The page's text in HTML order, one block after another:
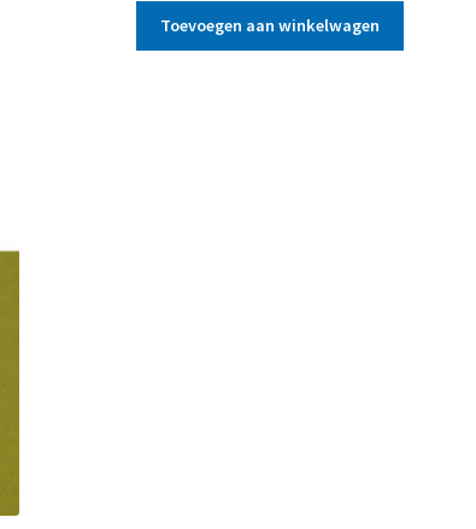
was:
€ 7,50.
is:
€ 6,00.
Toevoegen aan winkelwagen